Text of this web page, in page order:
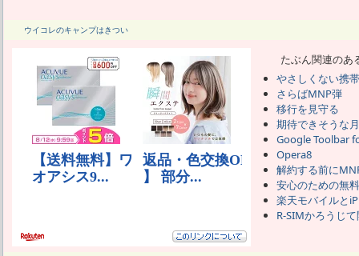
ウイコレのキャンプはきつい
たぶん関連のあ
やさしくない携
さらばMNP弾
移行を見守る
期待できそうな
Google Toolbar
Opera8
解約する前に
安心のための無
楽天モバイルと
R-SIMかろうじ